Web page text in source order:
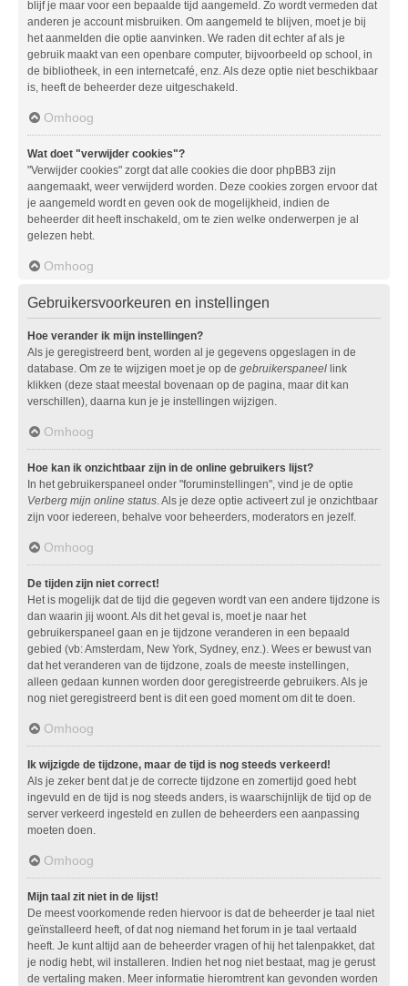
blijf je maar voor een bepaalde tijd aangemeld. Zo wordt vermeden dat
anderen je account misbruiken. Om aangemeld te blijven, moet je bij
het aanmelden die optie aanvinken. We raden dit echter af als je
gebruik maakt van een openbare computer, bijvoorbeeld op school, in
de bibliotheek, in een internetcafé, enz. Als deze optie niet beschikbaar
is, heeft de beheerder deze uitgeschakeld.
Omhoog
Wat doet "verwijder cookies"?
"Verwijder cookies" zorgt dat alle cookies die door phpBB3 zijn
aangemaakt, weer verwijderd worden. Deze cookies zorgen ervoor dat
je aangemeld wordt en geven ook de mogelijkheid, indien de
beheerder dit heeft inschakeld, om te zien welke onderwerpen je al
gelezen hebt.
Omhoog
Gebruikersvoorkeuren en instellingen
Hoe verander ik mijn instellingen?
Als je geregistreerd bent, worden al je gegevens opgeslagen in de
database. Om ze te wijzigen moet je op de gebruikerspaneel link
klikken (deze staat meestal bovenaan op de pagina, maar dit kan
verschillen), daarna kun je je instellingen wijzigen.
Omhoog
Hoe kan ik onzichtbaar zijn in de online gebruikers lijst?
In het gebruikerspaneel onder "foruminstellingen", vind je de optie
Verberg mijn online status . Als je deze optie activeert zul je onzichtbaar
zijn voor iedereen, behalve voor beheerders, moderators en jezelf.
Omhoog
De tijden zijn niet correct!
Het is mogelijk dat de tijd die gegeven wordt van een andere tijdzone is
dan waarin jij woont. Als dit het geval is, moet je naar het
gebruikerspaneel gaan en je tijdzone veranderen in een bepaald
gebied (vb: Amsterdam, New York, Sydney, enz.). Wees er bewust van
dat het veranderen van de tijdzone, zoals de meeste instellingen,
alleen gedaan kunnen worden door geregistreerde gebruikers. Als je
nog niet geregistreerd bent is dit een goed moment om dit te doen.
Omhoog
Ik wijzigde de tijdzone, maar de tijd is nog steeds verkeerd!
Als je zeker bent dat je de correcte tijdzone en zomertijd goed hebt
ingevuld en de tijd is nog steeds anders, is waarschijnlijk de tijd op de
server verkeerd ingesteld en zullen de beheerders een aanpassing
moeten doen.
Omhoog
Mijn taal zit niet in de lijst!
De meest voorkomende reden hiervoor is dat de beheerder je taal niet
geïnstalleerd heeft, of dat nog niemand het forum in je taal vertaald
heeft. Je kunt altijd aan de beheerder vragen of hij het talenpakket, dat
je nodig hebt, wil installeren. Indien het nog niet bestaat, mag je gerust
de vertaling maken. Meer informatie hieromtrent kan gevonden worden